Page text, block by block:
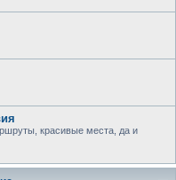
красивые места, да и